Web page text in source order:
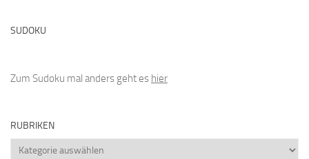
SUDOKU
Zum Sudoku mal anders geht es hier
RUBRIKEN
Rubriken